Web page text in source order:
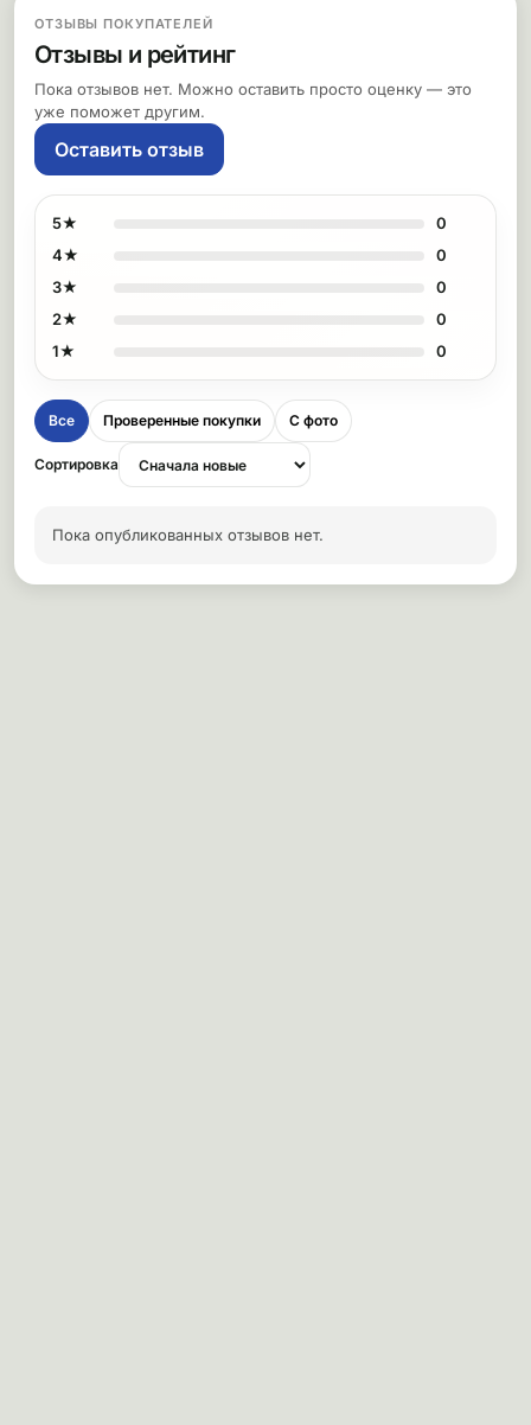
ОТЗЫВЫ ПОКУПАТЕЛЕЙ
Отзывы и рейтинг
Пока отзывов нет. Можно оставить просто оценку — это
уже поможет другим.
Оставить отзыв
5★
0
4★
0
3★
0
2★
0
1★
0
Все Проверенные покупки С фото
Сортировка
Пока опубликованных отзывов нет.